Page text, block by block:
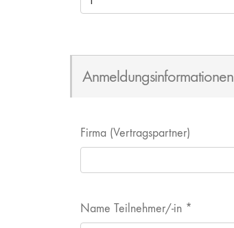
Anmeldungsinformationen
Firma (Vertragspartner)
Name Teilnehmer/-in *